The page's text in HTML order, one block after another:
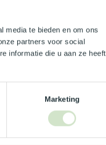
media te bieden en om ons
partners voor social
informatie die u aan ze heeft
Marketing